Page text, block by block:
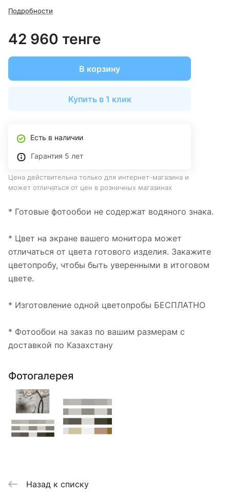
Подробности
42 960 тенге
В корзину
Купить в 1 клик
Есть в наличии
Гарантия 5 лет
Цена действительна только для интернет-магазина и
может отличаться от цен в розничных магазинах
* Готовые фотообои не содержат водяного знака.
* Цвет на экране вашего монитора может
отличаться от цвета готового изделия. Закажите
цветопробу, чтобы быть уверенными в итоговом
цвете.
* Изготовление одной цветопробы БЕСПЛАТНО
* Фотообои на заказ по вашим размерам с
доставкой по Казахстану
Фотогалерея
Назад к списку